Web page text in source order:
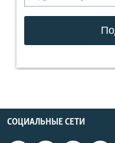
СОЦИАЛЬНЫЕ СЕТИ